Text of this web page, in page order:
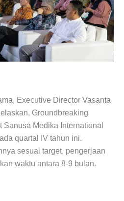
Executive Director Vasanta
Groundbreaking
Medika International
quartal IV tahun ini.
sesuai target, pengerjaan
waktu antara 8-9 bulan.